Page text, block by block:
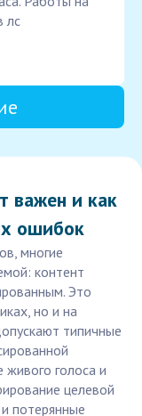
лс
важен и как
ошибок
многие
контент
Это
но и на
типичные
голоса и
целевой
потерянные